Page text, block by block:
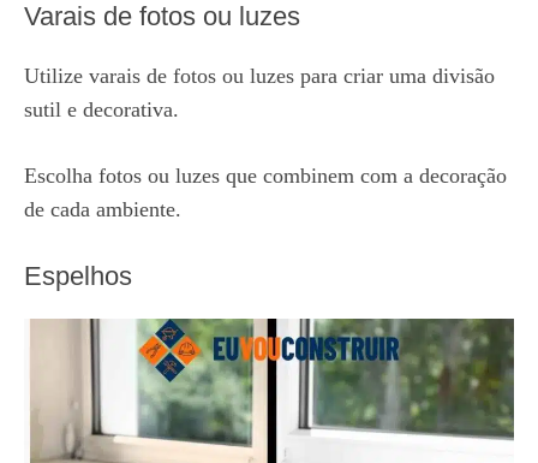
Varais de fotos ou luzes
Utilize varais de fotos ou luzes para criar uma divisão
sutil e decorativa.
Escolha fotos ou luzes que combinem com a decoração
de cada ambiente.
Espelhos